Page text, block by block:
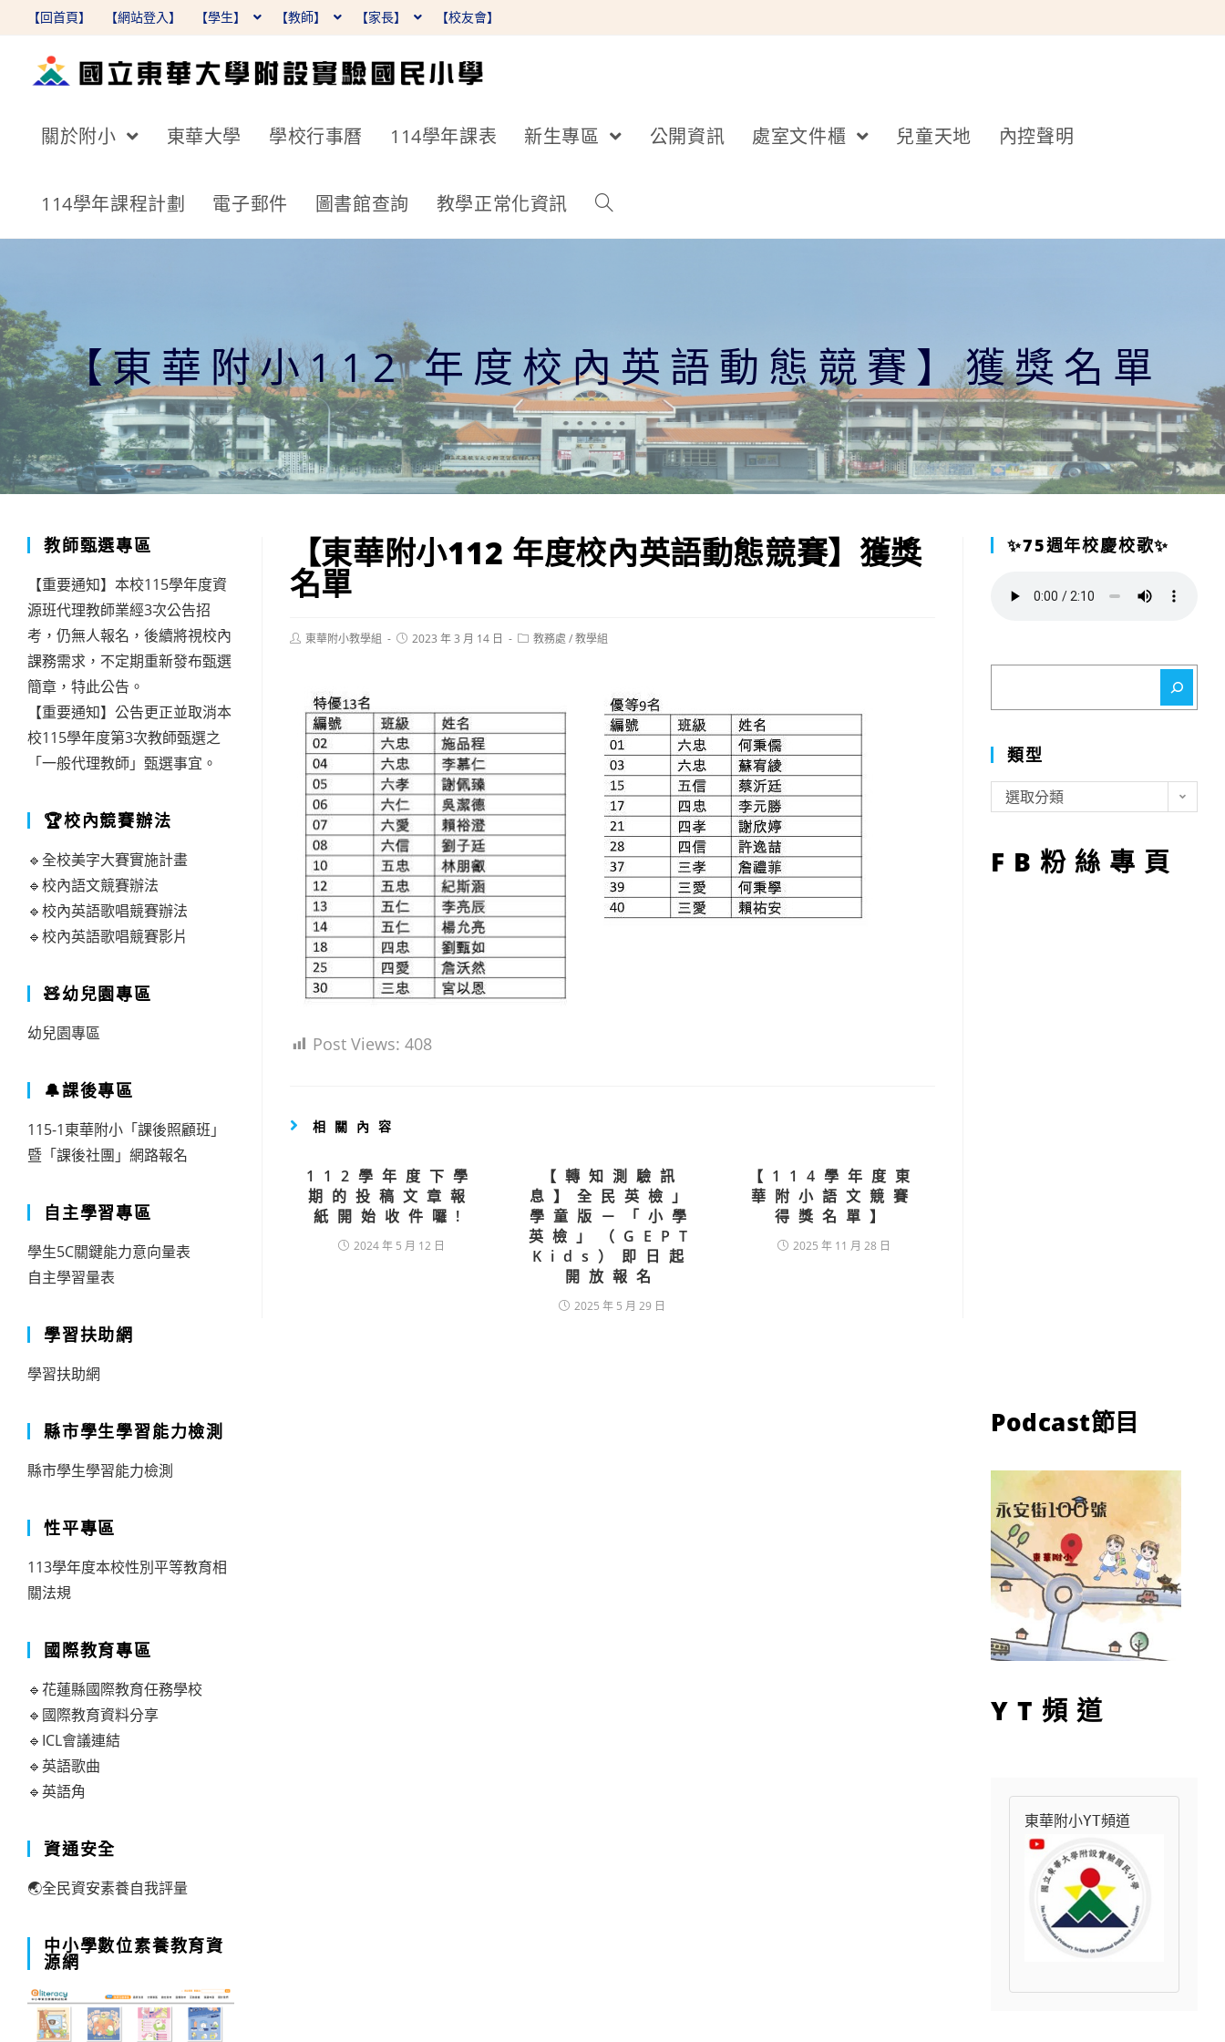
【回首頁】 【網站登入】 【學生】 【教師】 【家長】 【校友會】
關於附小 東華大學 學校行事曆 114學年課表 新生專區 公開資訊 處室文件櫃 兒童天地 內控聲明
114學年課程計劃 電子郵件 圖書館查詢 教學正常化資訊
【東華附小112 年度校內英語動態競賽】獲獎名單
【東華附小112 年度校內英語動態競賽】獲獎
名單
Post東華附小教學組
Post2023 年 3 月 14 日
Post教務處 /教學組
Post Views: 408
相關內容
112學年度下學
期的投稿文章報
紙開始收件囉!
2024 年 5 月 12 日
【轉知測驗訊
息】全民英檢」
學童版－「小學
英檢」（GEPT
Kids）即日起
開放報名
2025 年 5 月 29 日
【114學年度東
華附小語文競賽
得獎名單】
2025 年 11 月 28 日
教師甄選專區
【重要通知】本校115學年度資
源班代理教師業經3次公告招
考，仍無人報名，後續將視校內
課務需求，不定期重新發布甄選
簡章，特此公告。
【重要通知】公告更正並取消本
校115學年度第3次教師甄選之
「一般代理教師」甄選事宜。
🏆校內競賽辦法
🔹全校美字大賽實施計畫
🔹校內語文競賽辦法
🔹校內英語歌唱競賽辦法
🔹校內英語歌唱競賽影片
🧸幼兒園專區
幼兒園專區
🔔課後專區
115-1東華附小「課後照顧班」
暨「課後社團」網路報名
自主學習專區
學生5C關鍵能力意向量表
自主學習量表
學習扶助網
學習扶助網
縣市學生學習能力檢測
縣市學生學習能力檢測
性平專區
113學年度本校性別平等教育相
關法規
國際教育專區
🔹花蓮縣國際教育任務學校
🔹國際教育資料分享
🔹ICL會議連結
🔹英語歌曲
🔹英語角
資通安全
🌏全民資安素養自我評量
中小學數位素養教育資
源網
✨75週年校慶校歌✨
類型
型
選取分類
FB粉絲專頁
Podcast節目
YT頻道
東華附小YT頻道